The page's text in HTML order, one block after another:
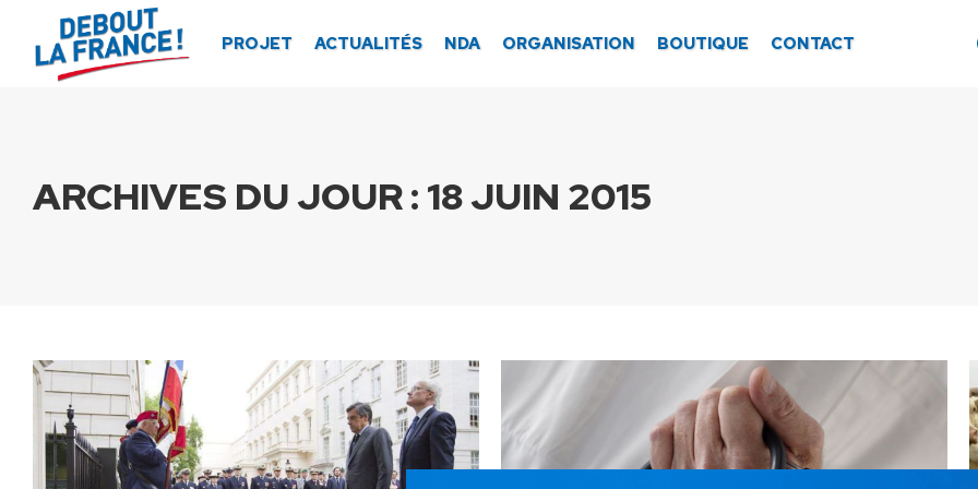
PROJET ACTUALITÉS NDA ORGANISATION BOUTIQUE CONTACT
ARCHIVES DU JOUR : 18 JUIN 2015
Panneau de gestion des cookies